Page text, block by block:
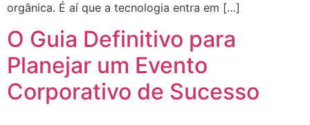
orgânica. É aí que a tecnologia entra em […]
O Guia Definitivo para
Planejar um Evento
Corporativo de Sucesso